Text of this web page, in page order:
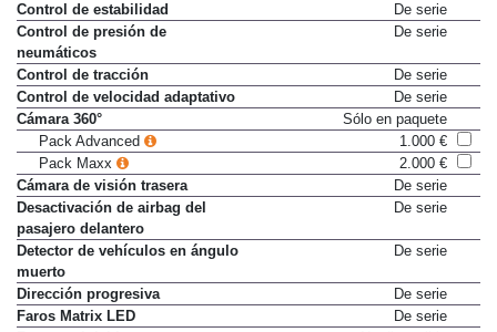
Control de estabilidad
De serie
Control de presión de
neumáticos
De serie
Control de tracción
De serie
Control de velocidad adaptativo
De serie
Cámara 360°
Sólo en paquete
Pack Advanced
1.000 €
Pack Maxx
2.000 €
Cámara de visión trasera
De serie
Desactivación de airbag del
pasajero delantero
De serie
Detector de vehículos en ángulo
muerto
De serie
Dirección progresiva
De serie
Faros Matrix LED
De serie